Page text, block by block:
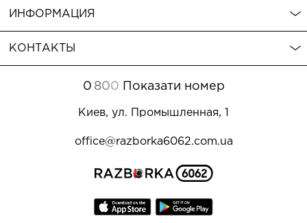
ИНФОРМАЦИЯ
КОНТАКТЫ
0 800 Показати номер
Киев, ул. Промышленная, 1
office@razborka6062.com.ua